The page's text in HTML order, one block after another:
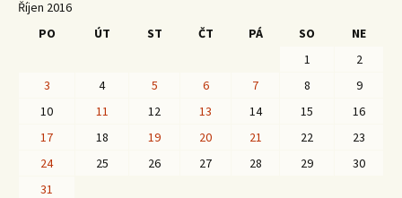
Říjen 2016
PO
ÚT ST ČT PÁ SO
NE
1
2
3
4 5 6 7 8
9
10
11 12 13 14 15
16
17
18 19 20 21 22
23
24
25 26 27 28 29
30
31